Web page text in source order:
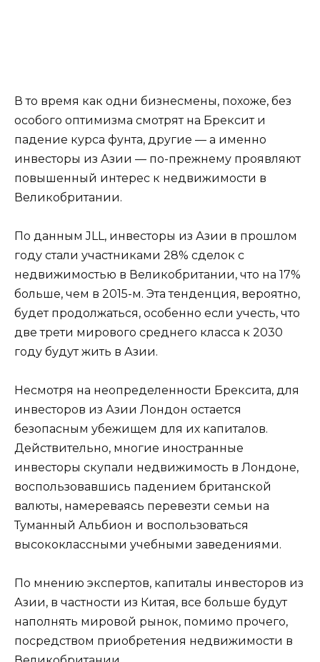
В то время как одни бизнесмены, похоже, без
особого оптимизма смотрят на Брексит и
падение курса фунта, другие — а именно
инвесторы из Азии — по-прежнему проявляют
повышенный интерес к недвижимости в
Великобритании.
По данным JLL, инвесторы из Азии в прошлом
году стали участниками 28% сделок с
недвижимостью в Великобритании, что на 17%
больше, чем в 2015-м. Эта тенденция, вероятно,
будет продолжаться, особенно если учесть, что
две трети мирового среднего класса к 2030
году будут жить в Азии.
Несмотря на неопределенности Брексита, для
инвесторов из Азии Лондон остается
безопасным убежищем для их капиталов.
Действительно, многие иностранные
инвесторы скупали недвижимость в Лондоне,
воспользовавшись падением британской
валюты, намереваясь перевезти семьи на
Туманный Альбион и воспользоваться
высококлассными учебными заведениями.
По мнению экспертов, капиталы инвесторов из
Азии, в частности из Китая, все больше будут
наполнять мировой рынок, помимо прочего,
посредством приобретения недвижимости в